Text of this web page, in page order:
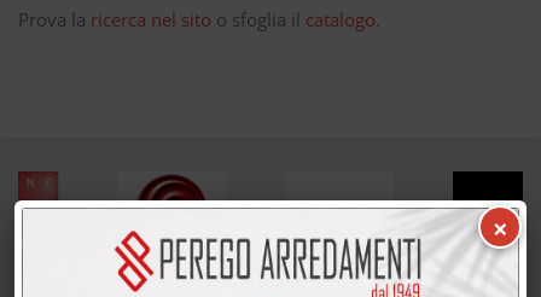
Prova la ricerca nel sito o sfoglia il catalogo.
×